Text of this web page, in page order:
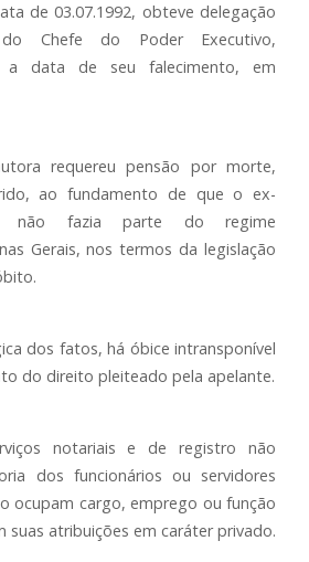
de 03.07.1992, obteve delegação
Chefe do Poder Executivo,
a data de seu falecimento, em
requereu pensão por morte,
ao fundamento de que o ex-
não fazia parte do regime
Gerais, nos termos da legislação
dos fatos, há óbice intransponível
do direito pleiteado pela apelante.
notariais e de registro não
dos funcionários ou servidores
ocupam cargo, emprego ou função
suas atribuições em caráter privado.